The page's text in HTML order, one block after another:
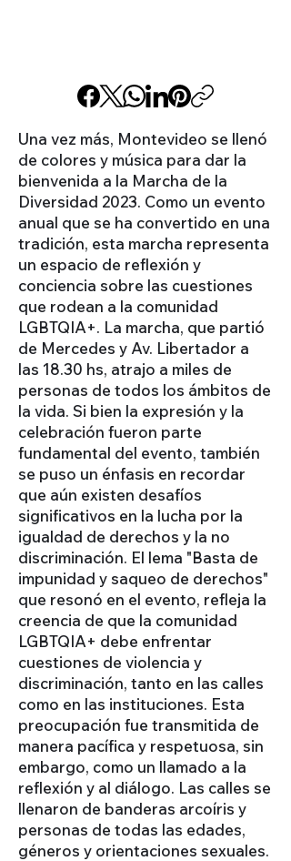
Una vez más, Montevideo se llenó
de colores y música para dar la
bienvenida a la Marcha de la
Diversidad 2023. Como un evento
anual que se ha convertido en una
tradición, esta marcha representa
un espacio de reflexión y
conciencia sobre las cuestiones
que rodean a la comunidad
LGBTQIA+. La marcha, que partió
de Mercedes y Av. Libertador a
las 18.30 hs, atrajo a miles de
personas de todos los ámbitos de
la vida. Si bien la expresión y la
celebración fueron parte
fundamental del evento, también
se puso un énfasis en recordar
que aún existen desafíos
significativos en la lucha por la
igualdad de derechos y la no
discriminación. El lema "Basta de
impunidad y saqueo de derechos"
que resonó en el evento, refleja la
creencia de que la comunidad
LGBTQIA+ debe enfrentar
cuestiones de violencia y
discriminación, tanto en las calles
como en las instituciones. Esta
preocupación fue transmitida de
manera pacífica y respetuosa, sin
embargo, como un llamado a la
reflexión y al diálogo. Las calles se
llenaron de banderas arcoíris y
personas de todas las edades,
géneros y orientaciones sexuales.